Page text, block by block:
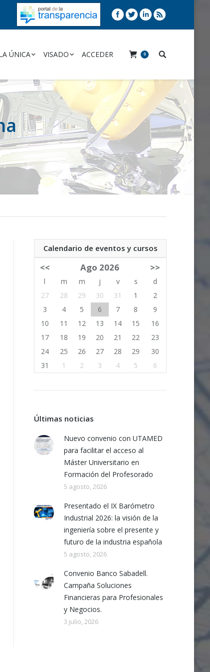
ÚNICA VISADO ACCEDER 0
Calendario de eventos y cursos
<< Ago 2026 >>
l m m j v s
d
27
28 29 30 31 1
2
3
4 5 6 7 8
9
10
11 12 13 14 15
16
17
18 19 20 21 22
23
24
25 26 27 28 29
30
31
1 2 3 4 5 6
Últimas noticias
Nuevo convenio con UTAMED
para facilitar el acceso al
Máster Universitario en
Formación del Profesorado
5 agosto, 2026
Presentado el IX Barómetro
Industrial 2026: la visión de la
ingeniería sobre el presente y
futuro de la industria española
5 agosto, 2026
Convenio Banco Sabadell.
Campaña Soluciones
Financieras para Profesionales
y Negocios.
3 julio, 2026